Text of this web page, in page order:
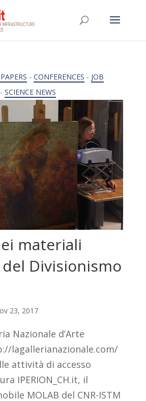
- CONFERENCES - JOB
- SCIENCE NEWS
materiali
Divisionismo
23, 2017
Nazionale d’Arte
lagallerianazionale.com/
attività di accesso
IPERION_CH.it, il
MOLAB del CNR-ISTM